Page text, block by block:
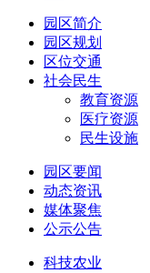
园区简介
园区规划
区位交通
社会民生
教育资源
医疗资源
民生设施
园区要闻
动态资讯
媒体聚焦
公示公告
科技农业